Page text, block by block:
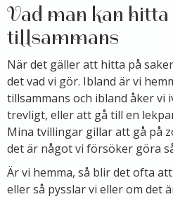
Vad man kan hitta
tillsammans
När det gäller att hitta på
det vad vi gör. Ibland är vi
tillsammans och ibland åker vi
trevligt, eller att gå till en
Mina tvillingar gillar att gå på
det är något vi försöker göra
Är vi hemma, så blir det ofta
eller så pysslar vi eller om det